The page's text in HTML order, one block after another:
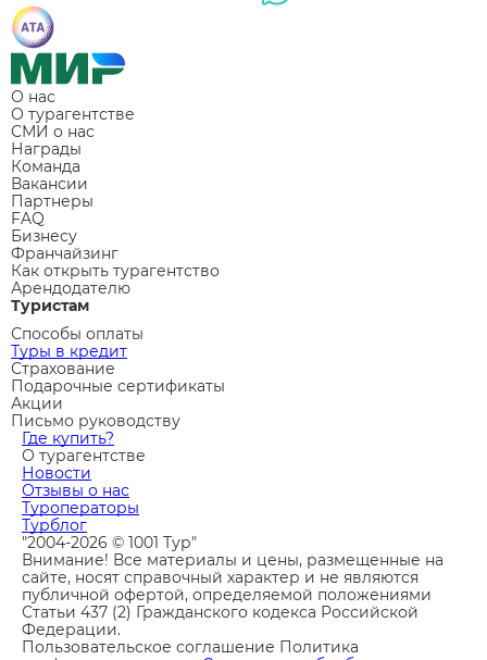
О нас
О турагентстве
СМИ о нас
Награды
Команда
Вакансии
Партнеры
FAQ
Бизнесу
Франчайзинг
Как открыть турагентство
Арендодателю
Туристам
Способы оплаты
Туры в кредит
Страхование
Подарочные сертификаты
Акции
Письмо руководству
Где купить?
О турагентстве
Новости
Отзывы о нас
Туроператоры
Турблог
"2004-2026 © 1001 Тур"
Внимание! Все материалы и цены, размещенные на
сайте, носят справочный характер и не являются
публичной офертой, определяемой положениями
Статьи 437 (2) Гражданского кодекса Российской
Федерации.
Пользовательское соглашение Политика